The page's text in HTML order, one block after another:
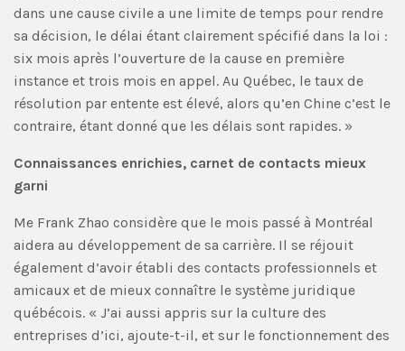
dans une cause civile a une limite de temps pour rendre
sa décision, le délai étant clairement spécifié dans la loi :
six mois après l’ouverture de la cause en première
instance et trois mois en appel. Au Québec, le taux de
résolution par entente est élevé, alors qu’en Chine c’est le
contraire, étant donné que les délais sont rapides. »
Connaissances enrichies, carnet de contacts mieux
garni
Me Frank Zhao considère que le mois passé à Montréal
aidera au développement de sa carrière. Il se réjouit
également d’avoir établi des contacts professionnels et
amicaux et de mieux connaître le système juridique
québécois. « J’ai aussi appris sur la culture des
entreprises d’ici, ajoute-t-il, et sur le fonctionnement des